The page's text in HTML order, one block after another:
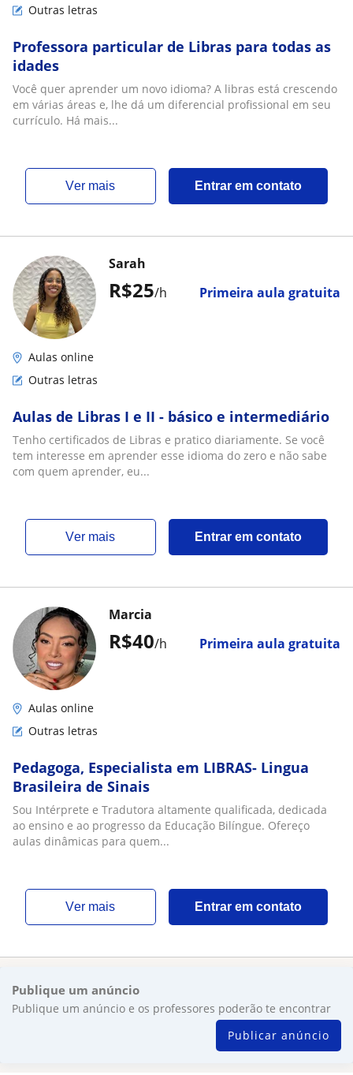
Outras letras
Professora particular de Libras para todas as
idades
Você quer aprender um novo idioma? A libras está crescendo
em várias áreas e, lhe dá um diferencial profissional em seu
currículo. Há mais...
ver mais Entrar em contato
R$25/h Primeira aula gratuita
Sarah
Aulas online
Outras letras
Aulas de Libras I e II - básico e intermediário
Tenho certificados de Libras e pratico diariamente. Se você
tem interesse em aprender esse idioma do zero e não sabe
com quem aprender, eu...
ver mais Entrar em contato
R$40/h Primeira aula gratuita
Marcia
Aulas online
Outras letras
Pedagoga, Especialista em LIBRAS- Lingua
Brasileira de Sinais
Sou Intérprete e Tradutora altamente qualificada, dedicada
ao ensino e ao progresso da Educação Bilíngue. Ofereço
aulas dinâmicas para quem...
ver mais Entrar em contato
Publique um anúncio
Publique um anúncio e os professores poderão te encontrar
Publicar anúncio